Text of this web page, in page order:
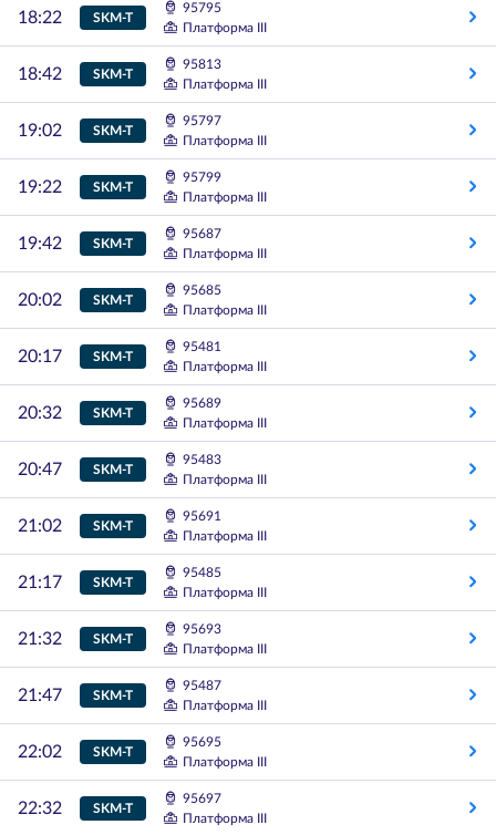
18:22 SKM-T
95795
Платформа III
18:42 SKM-T
95813
Платформа III
19:02 SKM-T
95797
Платформа III
19:22 SKM-T
95799
Платформа III
19:42 SKM-T
95687
Платформа III
20:02 SKM-T
95685
Платформа III
20:17 SKM-T
95481
Платформа III
20:32 SKM-T
95689
Платформа III
20:47 SKM-T
95483
Платформа III
21:02 SKM-T
95691
Платформа III
21:17 SKM-T
95485
Платформа III
21:32 SKM-T
95693
Платформа III
21:47 SKM-T
95487
Платформа III
22:02 SKM-T
95695
Платформа III
22:32 SKM-T
95697
Платформа III